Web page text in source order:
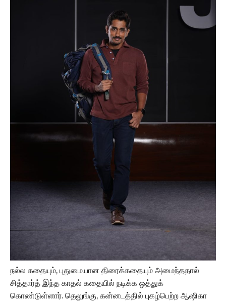
நல்ல கதையும், புதுமையான திரைக்கதையும் அமைந்ததால்
சித்தார்த் இந்த காதல் கதையில் நடிக்க ஒத்துக்
கொண்டுள்ளார். தெலுங்கு, கன்னடத்தில் புகழ்பெற்ற ஆஷிகா